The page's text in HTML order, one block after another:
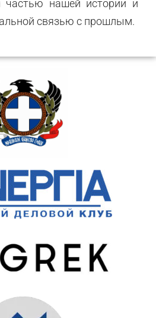
частью нашей истории и
связью с прошлым.